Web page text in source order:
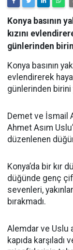
Konya basının
kızını
günlerinden
Konya basının
evlendirerek
günlerinden birini
Demet ve İsmail
Ahmet Asım
düzenlenen
Konya’da bir kır
düğünde genç
sevenleri,
bırakmadı.
Alemdar ve Uslu
kapıda